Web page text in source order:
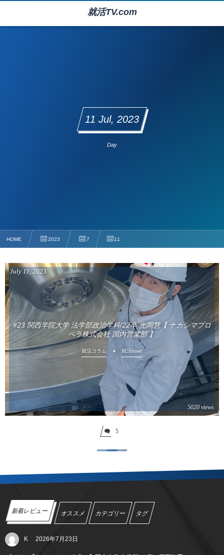
就活TV.com
11 Jul, 2023
Day
HOME 2023 7 11
#23 関西学院大学 法学部政治学科/22卒 光岡慧【 ナカシマプロ
ペラ株式会社 国内営業部 】
July 11, 2023
就活コラム 就活now!
5020 views
5
新着レビュー オススメ カテゴリー タグ
K 2026年7月23日